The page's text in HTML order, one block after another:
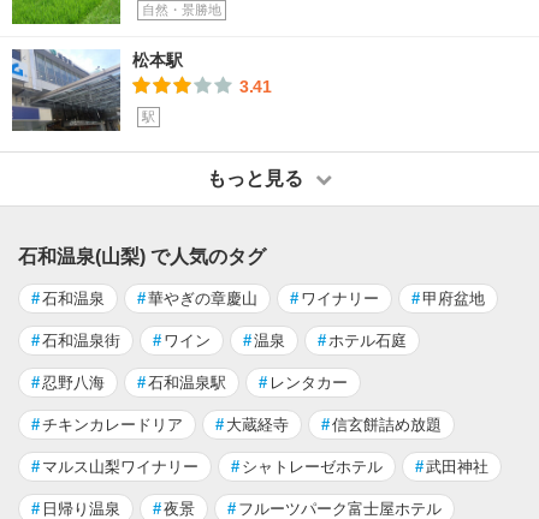
自然・景勝地
松本駅
3.41
駅
もっと見る
石和温泉(山梨) で人気のタグ
#石和温泉 #華やぎの章慶山 # ワイナリー #甲府盆地
#石和温泉街 # ワイン #温泉 # ホテル石庭
# 忍野八海 #石和温泉駅 # レンタカー
#チキンカレードリア # 大蔵経寺 #信玄餅詰め放題
# マルス山梨ワイナリー # シャトレーゼホテル #武田神社
# 日帰り温泉 #夜景 # フルーツパーク富士屋ホテル